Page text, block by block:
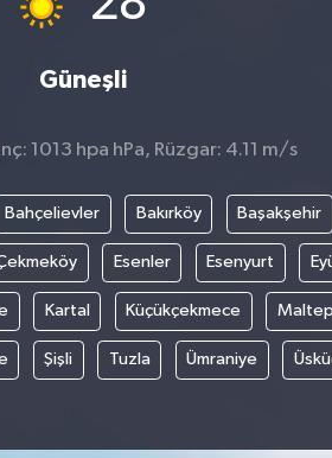
Güneşli
1013 hpa hPa, Rüzgar: 4.11 m/s
Bahçelievler Bakırköy Başakşehir
Esenler Esenyurt
Kartal Küçükçekmece
Şişli Tuzla Ümraniye